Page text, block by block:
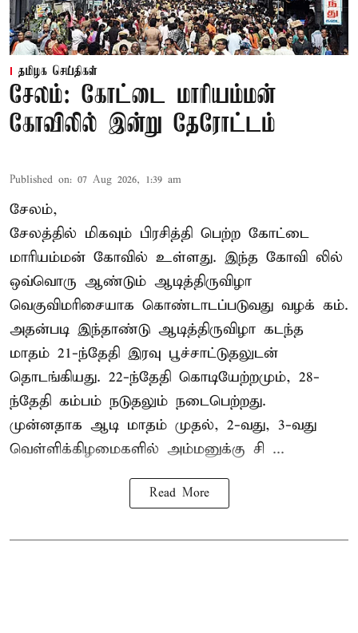
தமிழக செய்திகள்
சேலம்: கோட்டை மாரியம்மன்
கோவிலில் இன்று தேரோட்டம்
Published on: 07 Aug 2026, 1:39 am
சேலம்,
சேலத்தில் மிகவும் பிரசித்தி பெற்ற கோட்டை
மாரியம்மன் கோவில் உள்ளது. இந்த கோவி லில்
ஒவ்வொரு ஆண்டும் ஆடித்திருவிழா
வெகுவிமரிசையாக கொண்டாடப்படுவது வழக் கம்.
அதன்படி இந்தாண்டு ஆடித்திருவிழா கடந்த
மாதம் 21-ந்தேதி இரவு பூச்சாட்டுதலுடன்
தொடங்கியது. 22-ந்தேதி கொடியேற்றமும், 28-
ந்தேதி கம்பம் நடுதலும் நடைபெற்றது.
முன்னதாக ஆடி மாதம் முதல், 2-வது, 3-வது
வெள்ளிக்கிழமைகளில் அம்மனுக்கு சி ...
Read More